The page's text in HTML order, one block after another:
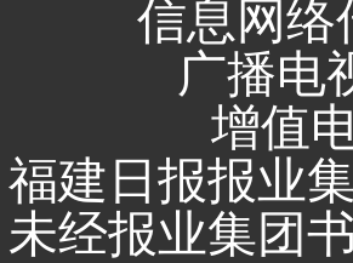
信息网络
广播电
增值
福建日报报业
未经报业集团